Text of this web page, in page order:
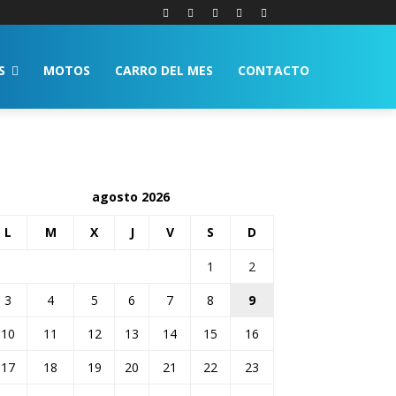
MOTOS CARRO DEL MES CONTACTO
agosto 2026
L M X J V S D
1
2
3
4 5 6 7 8
9
10
11 12 13 14 15
16
17
18 19 20 21 22
23